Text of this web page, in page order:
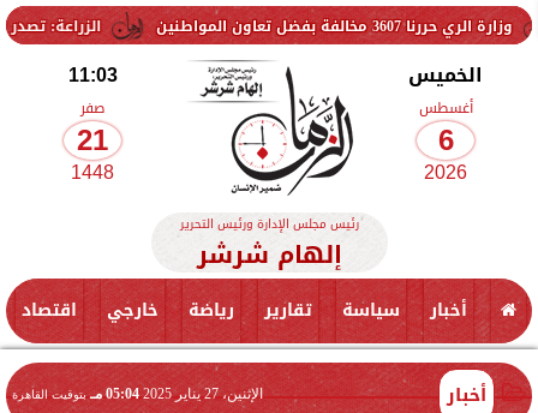
الزراعة: تصدر 712 ترخيص تشغيل جديد لمشروعات الثروة الحيوانية والداجنة.. وتسجيل 832 مخلوط أعلاف تعاون المواطنين
الخميس
أغسطس
6
2026
11:03
صفر
21
1448
رئيس مجلس الإدارة ورئيس التحرير
إلهام شرشر
أخبار سياسة تقارير رياضة خارجي اقتصاد
أخبار الإثنين، 27 يناير 2025 05:04 مـ بتوقيت القاهرة